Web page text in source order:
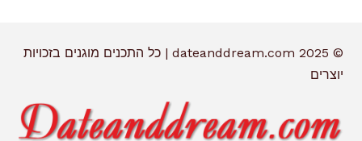
© 2025 dateanddream.com | כל התכנים מוגנים בזכויות
יוצרים